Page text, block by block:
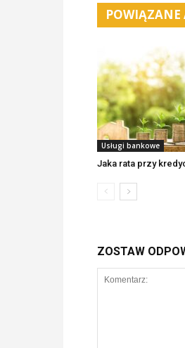
POWIĄZANE
Usługi bankowe
Jaka rata przy
ZOSTAW